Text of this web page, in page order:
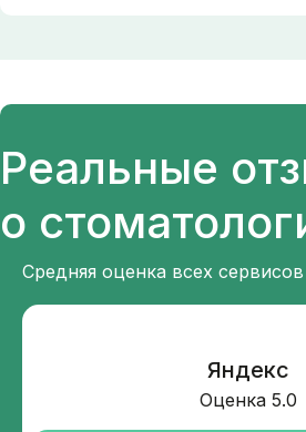
Реальные
о
Средняя оценка всех
Яндекс
Оценка 5.0